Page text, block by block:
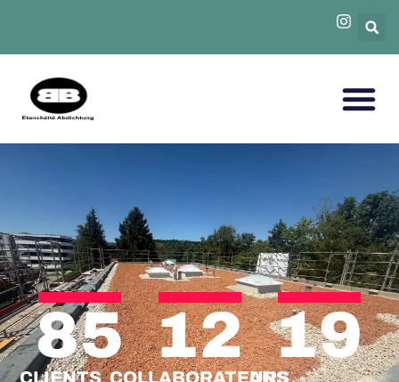
CLIENTS
85
COLLABORATEURS
12
ANS
19